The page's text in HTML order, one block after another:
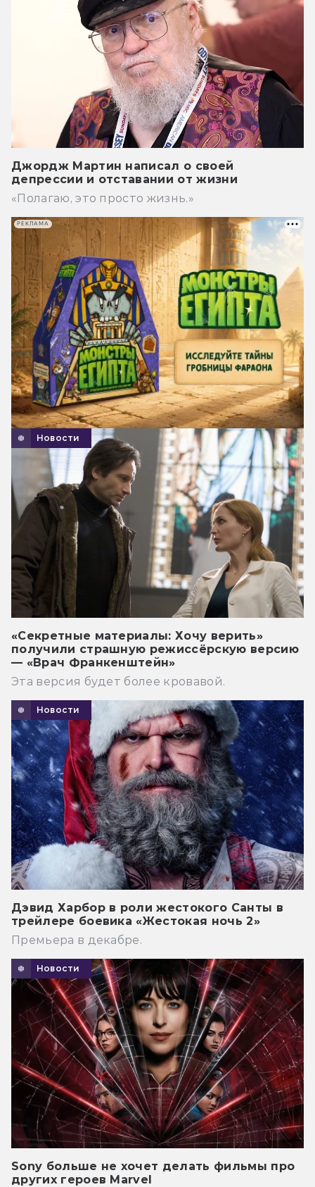
Джордж Мартин написал о своей
депрессии и отставании от жизни
«Полагаю, это просто жизнь.»
Новости
«Секретные материалы: Хочу верить»
получили страшную режиссёрскую версию
— «Врач Франкенштейн»
Эта версия будет более кровавой.
Новости
Дэвид Харбор в роли жестокого Санты в
трейлере боевика «Жестокая ночь 2»
Премьера в декабре.
Новости
Sony больше не хочет делать фильмы про
других героев Marvel
РЕКЛАМА